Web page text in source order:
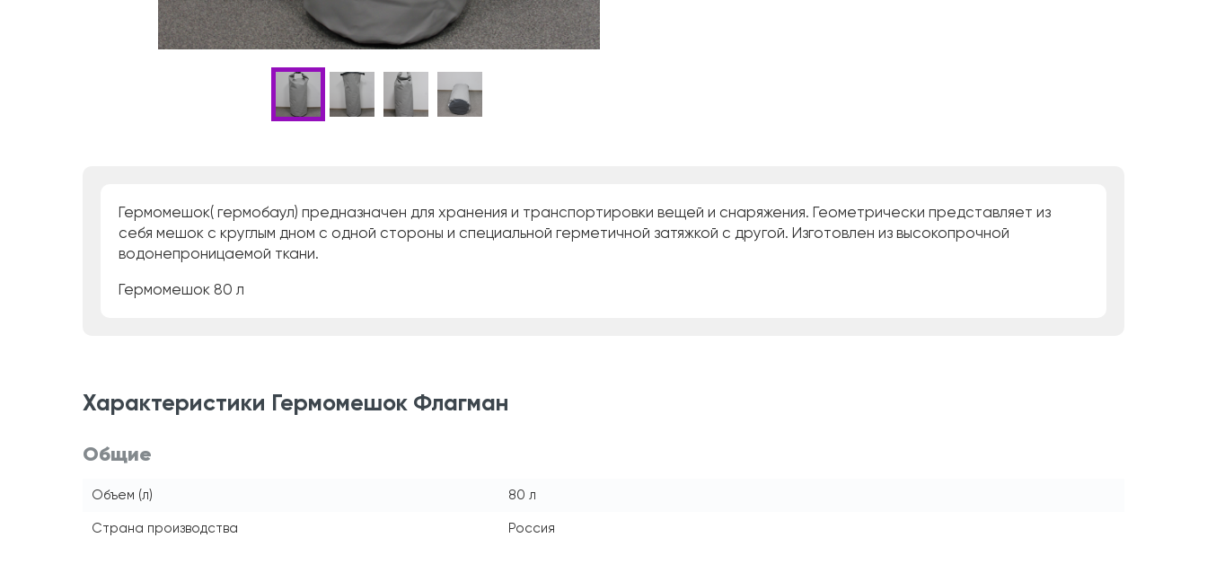
Гермомешок( гермобаул) предназначен для хранения и транспортировки вещей и снаряжения. Геометрически представляет из
себя мешок с круглым дном с одной стороны и специальной герметичной затяжкой с другой. Изготовлен из высокопрочной
водонепроницаемой ткани.
Гермомешок 80 л
Характеристики Гермомешок Флагман
Общие
Объем (л) 80 л
Страна производства Россия